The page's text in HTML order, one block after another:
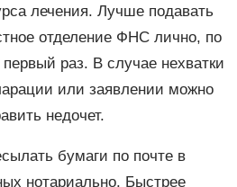
лечения. Лучше подавать
отделение ФНС лично, по
раз. В случае нехватки
или заявлении можно
недочет.
бумаги по почте в
нотариально. Быстрее